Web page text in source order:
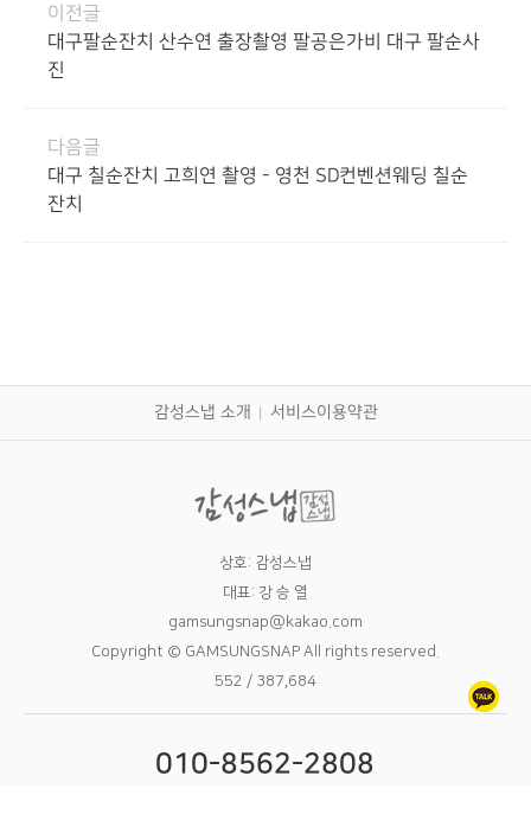
이전글
대구팔순잔치 산수연 출장촬영 팔공은가비 대구 팔순사
진
다음글
대구 칠순잔치 고희연 촬영 - 영천 SD컨벤션웨딩 칠순
잔치
감성스냅 소개 서비스이용약관
상호: 감성스냅
대표: 강 승 열
gamsungsnap@kakao.com
Copyright © GAMSUNGSNAP All rights reserved.
552 / 387,684
010-8562-2808